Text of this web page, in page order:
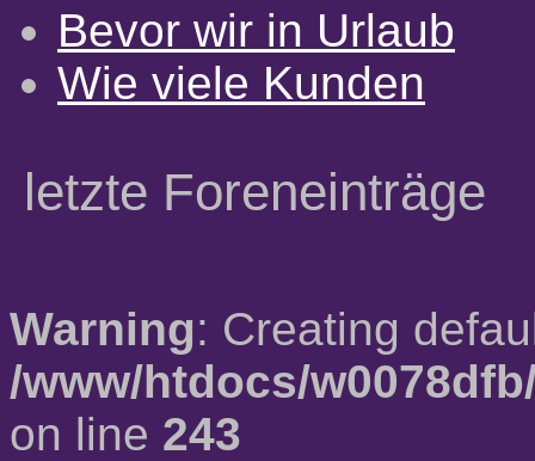
Bevor wir in Urlaub
Wie viele Kunden
letzte Foreneinträge
Warning: Creating
/www/htdocs/
on line 243